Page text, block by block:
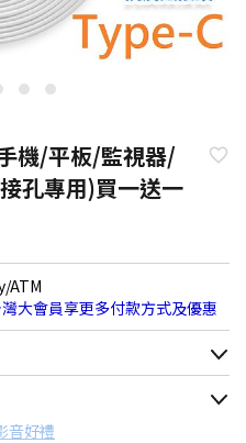
機/平板/監視器/
孔專用)買一送一
ATM
大會員享更多付款方式及優惠
物車顯示為主
音好禮